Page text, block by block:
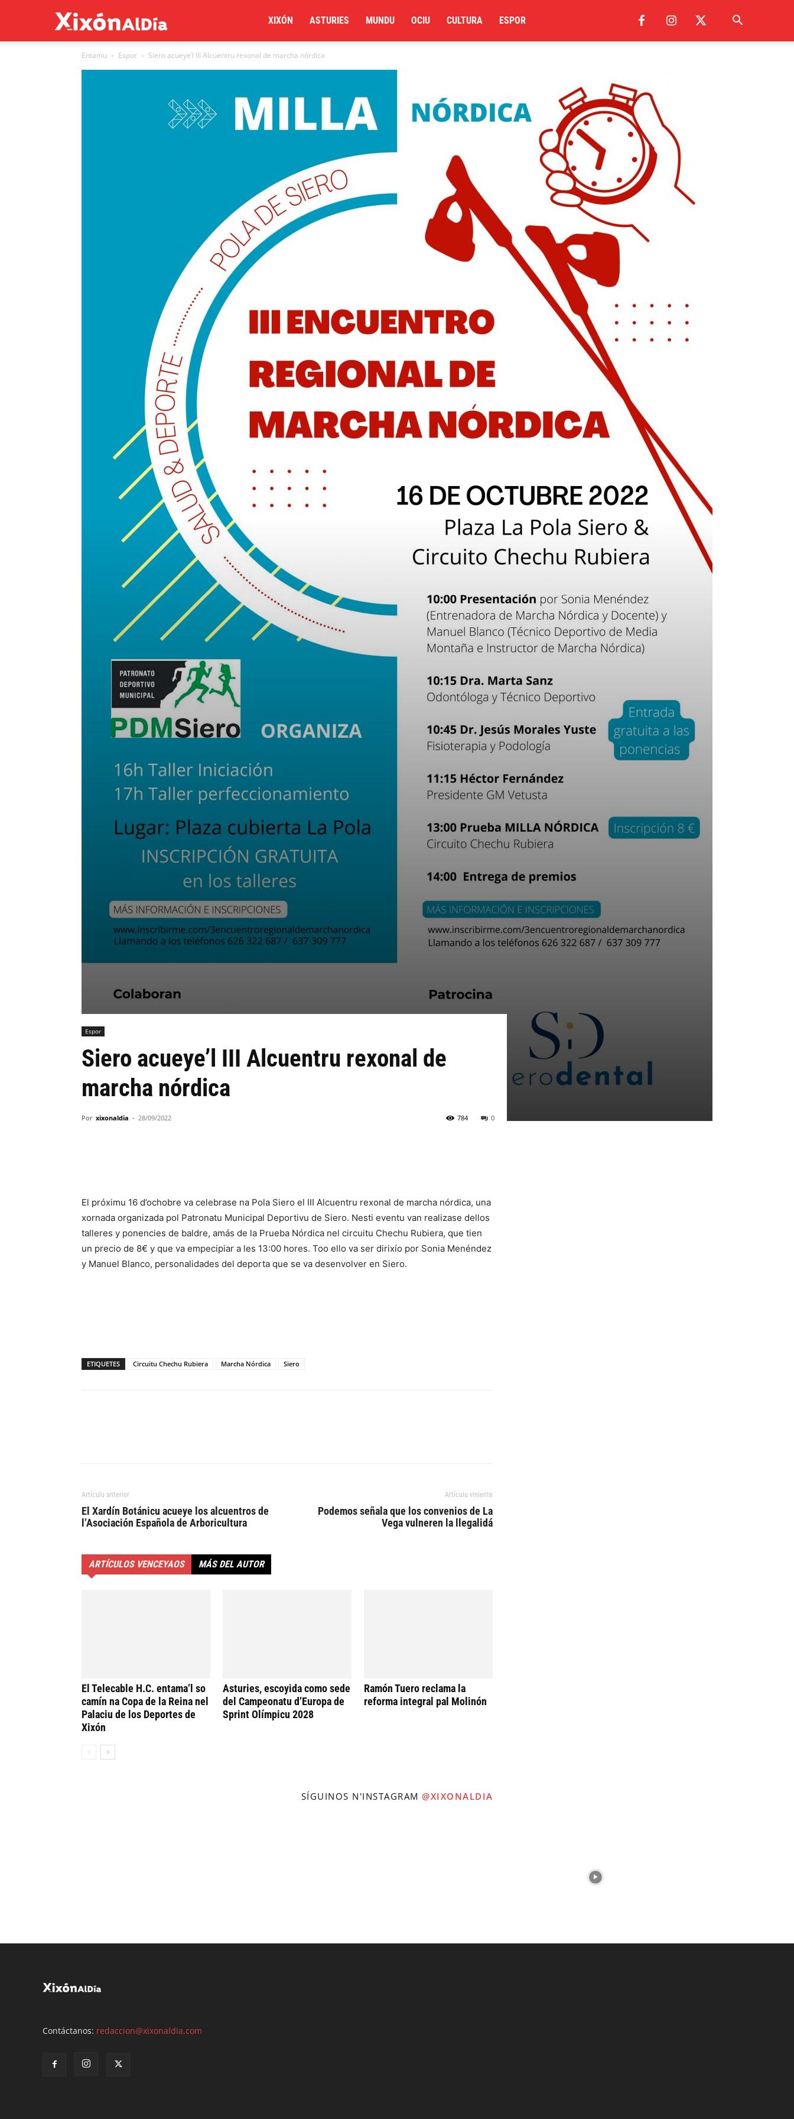
al
día
XIXÓN ASTURIES MUNDU OCIU CULTURA ESPOR
Entamu Espor Siero acueye’l III Alcuentru rexonal de marcha nórdica
Espor
Siero acueye’l III Alcuentru rexonal de
marcha nórdica
Por xixonaldia - 28/09/2022 0
784
El próximu 16 d’ochobre va celebrase na Pola Siero el III Alcuentru rexonal de marcha nórdica, una
xornada organizada pol Patronatu Municipal Deportivu de Siero. Nesti eventu van realizase dellos
talleres y ponencies de baldre, amás de la Prueba Nórdica nel circuitu Chechu Rubiera, que tien
un precio de 8€ y que va empecipiar a les 13:00 hores. Too ello va ser dirixío por Sonia Menéndez
y Manuel Blanco, personalidades del deporta que se va desenvolver en Siero.
ETIQUETES Circuitu Chechu Rubiera Marcha Nórdica Siero
Artículu anterior
El Xardín Botánicu acueye los alcuentros de
l’Asociación Española de Arboricultura
Artículu viniente
Podemos señala que los convenios de La
Vega vulneren la llegalidá
ARTÍCULOS VENCEYAOS MÁS DEL AUTOR
El Telecable H.C. entama’l so
camín na Copa de la Reina nel
Palaciu de los Deportes de
Xixón
Asturies, escoyida como sede
del Campeonatu d’Europa de
Sprint Olímpicu 2028
Ramón Tuero reclama la
reforma integral pal Molinón
SÍGUINOS N'INSTAGRAM @XIXONALDIA
Contáctanos: redaccion@xixonaldia.com